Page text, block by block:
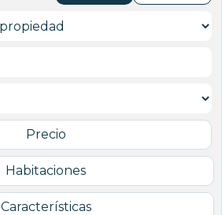
Precio
Habitaciones
Características